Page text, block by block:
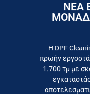
ΝΕΑ
Η DPF
πρωήν
1.700 τμ με
το